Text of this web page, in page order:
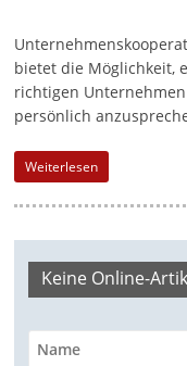
a
z
i
ü
S
o
bietet die Möglichkeit,
richtigen
persönlich
Weiterlesen
Keine Online-